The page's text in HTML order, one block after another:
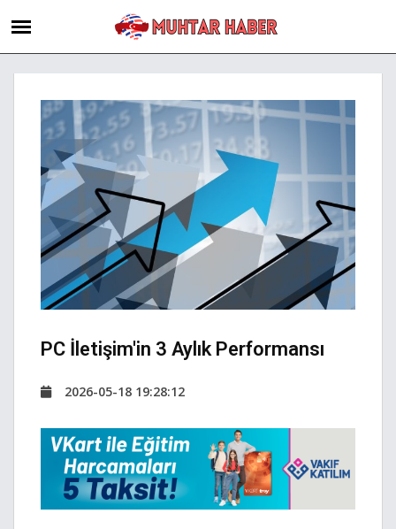
PC İletişim'in 3 Aylık Performansı
2026-05-18 19:28:12